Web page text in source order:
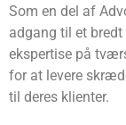
Som en del af
adgang til et
ekspertise på
for at levere
til deres klienter.